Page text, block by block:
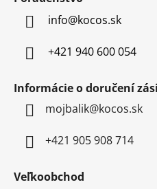
info@kocos.sk
+421 940 600 054
Informácie o doručení
mojbalik@kocos.sk
+421 905 908 714
Veľkoobchod